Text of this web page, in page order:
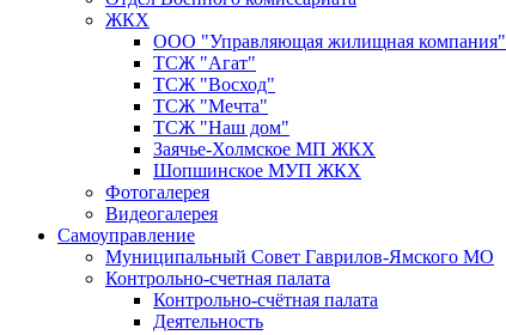
ЖКХ
ООО "Управляющая жилищная компания"
ТСЖ "Агат"
ТСЖ "Восход"
ТСЖ "Мечта"
ТСЖ "Наш дом"
Заячье-Холмское МП ЖКХ
Шопшинское МУП ЖКХ
Фотогалерея
Видеогалерея
Самоуправление
Муниципальный Совет Гаврилов-Ямского МО
Контрольно-счетная палата
Контрольно-счётная палата
Деятельность